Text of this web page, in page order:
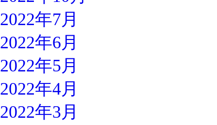
2022年7月
2022年6月
2022年5月
2022年4月
2022年3月